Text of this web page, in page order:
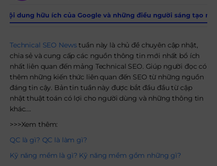
nội dung hữu ích của Google và những điều người sáng tạo
Technical SEO News tuần này là chủ đề chuyên cập nhật,
chia sẻ và cung cấp các nguồn thông tin mới nhất bổ ích
nhất liên quan đến mảng Technical SEO. Giúp người đọc có
thêm những kiến thức liên quan đến SEO từ những nguồn
đáng tin cậy. Bản tin tuần này được bắt đầu đầu từ cập
nhật thuật toán có lợi cho người dùng và những thông tin
khác….
>>>Xem thêm:
QC là gì? QC là làm gì?
Kỹ năng mềm là gì? Kỹ năng mềm gồm những gì?